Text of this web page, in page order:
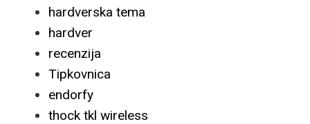
hardverska tema
hardver
recenzija
Tipkovnica
endorfy
thock tkl wireless